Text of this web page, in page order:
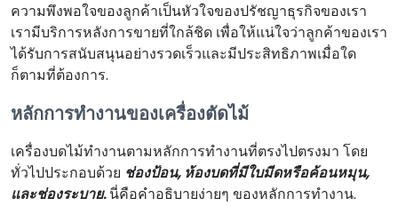
ความพึงพอใจของลูกค้าเป็นหัวใจของปรัชญาธุรกิจของเรา
เรามีบริการหลังการขายที่ใกล้ชิด เพื่อให้แน่ใจว่าลูกค้าของเรา
ได้รับการสนับสนุนอย่างรวดเร็วและมีประสิทธิภาพเมื่อใด
ก็ตามที่ต้องการ.
หลักการทำงานของเครื่องตัดไม้
เครื่องบดไม้ทำงานตามหลักการทำงานที่ตรงไปตรงมา โดย
ทั่วไปประกอบด้วย ช่องป้อน, ห้องบดที่มีใบมีดหรือค้อนหมุน,
และช่องระบาย.นี่คือคำอธิบายง่ายๆ ของหลักการทำงาน.